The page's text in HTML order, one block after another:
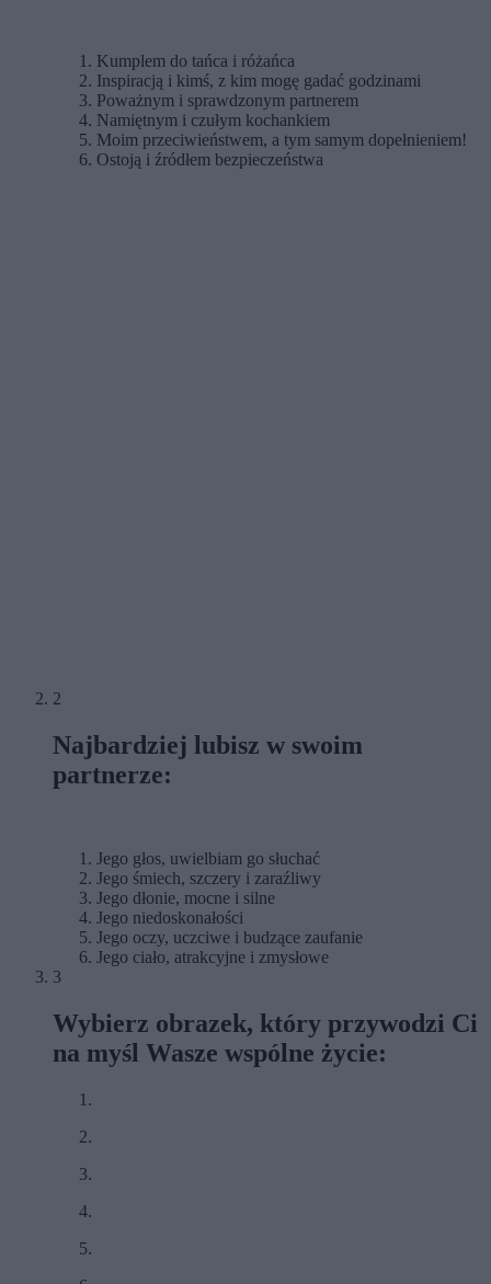
Kumplem do tańca i różańca
Inspiracją i kimś, z kim mogę gadać godzinami
Poważnym i sprawdzonym partnerem
Namiętnym i czułym kochankiem
Moim przeciwieństwem, a tym samym dopełnieniem!
Ostoją i źródłem bezpieczeństwa
2
Najbardziej lubisz w swoim
partnerze:
Jego głos, uwielbiam go słuchać
Jego śmiech, szczery i zaraźliwy
Jego dłonie, mocne i silne
Jego niedoskonałości
Jego oczy, uczciwe i budzące zaufanie
Jego ciało, atrakcyjne i zmysłowe
3
Wybierz obrazek, który przywodzi Ci
na myśl Wasze wspólne życie: